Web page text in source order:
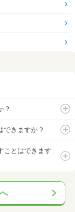
？
できますか？
ことはできます